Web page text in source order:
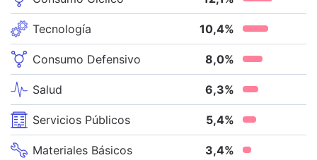
Tecnología 10,4%
Consumo Defensivo 8,0%
Salud 6,3%
Servicios Públicos 5,4%
Materiales Básicos 3,4%